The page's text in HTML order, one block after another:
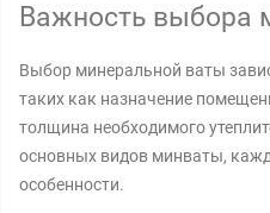
Важность выбора
Выбор минеральной ваты
таких как назначение
толщина необходимого
основных видов минваты,
особенности.